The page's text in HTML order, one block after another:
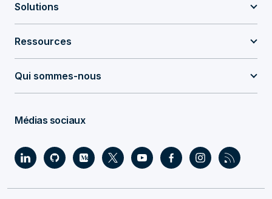
Solutions
Ressources
Qui sommes-nous
Médias sociaux